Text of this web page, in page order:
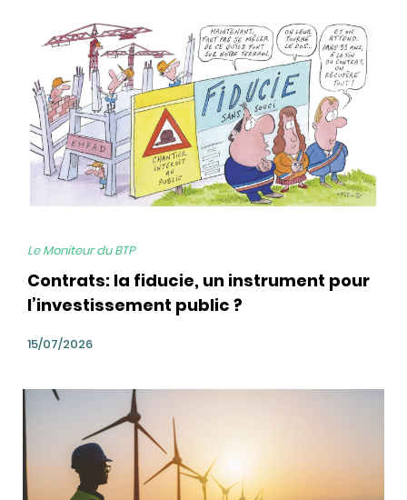
Le Moniteur du BTP
Contrats: la fiducie, un instrument pour
l’investissement public ?
15/07/2026
bg